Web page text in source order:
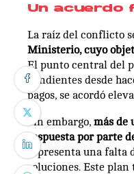
Un acuerdo
La raíz del conflicto
Ministerio, cuyo
El punto central del
pendientes desde
pagos, se acordó
Sin embargo, más de
respuesta por parte
representa una falta
soluciones. Este plan